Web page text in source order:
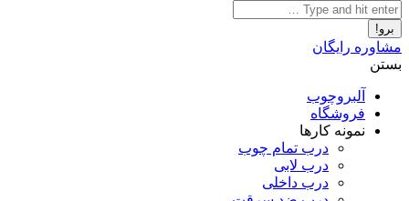
مشاوره رایگان
بستن
آلبروچوب
فروشگاه
نمونه کارها
درب تمام چوب
درب لابی
درب داخلی